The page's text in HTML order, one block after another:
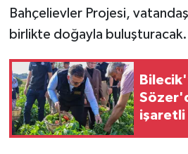
Bahçelievler Projesi,
birlikte doğayla buluşturacak.
işaretli